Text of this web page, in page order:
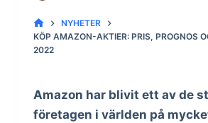
NYHETER
KÖP AMAZON-AKTIER: PRIS, PROGNOS
2022
Amazon har blivit ett av de
företagen i världen på